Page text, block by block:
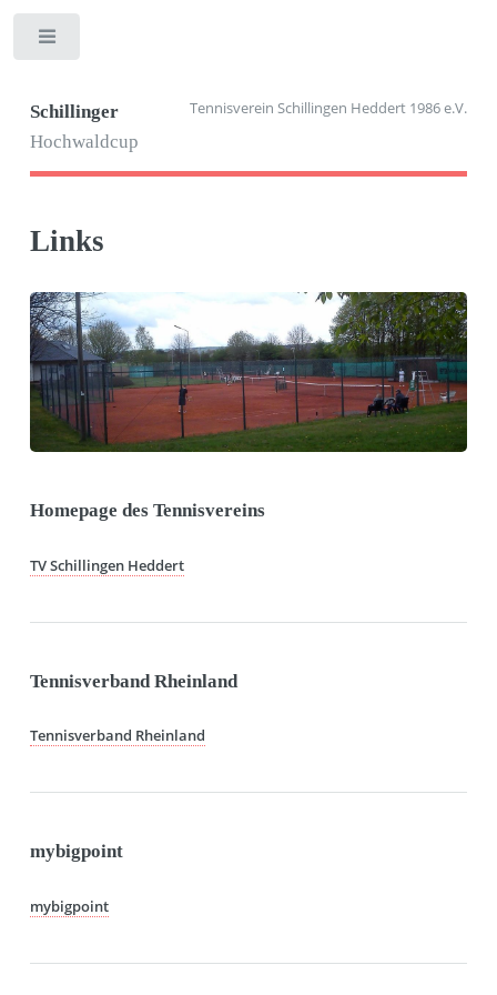
Schillinger
Hochwaldcup
Tennisverein Schillingen Heddert 1986 e.V.
Links
Homepage des Tennisvereins
TV Schillingen Heddert
Tennisverband Rheinland
Tennisverband Rheinland
mybigpoint
mybigpoint